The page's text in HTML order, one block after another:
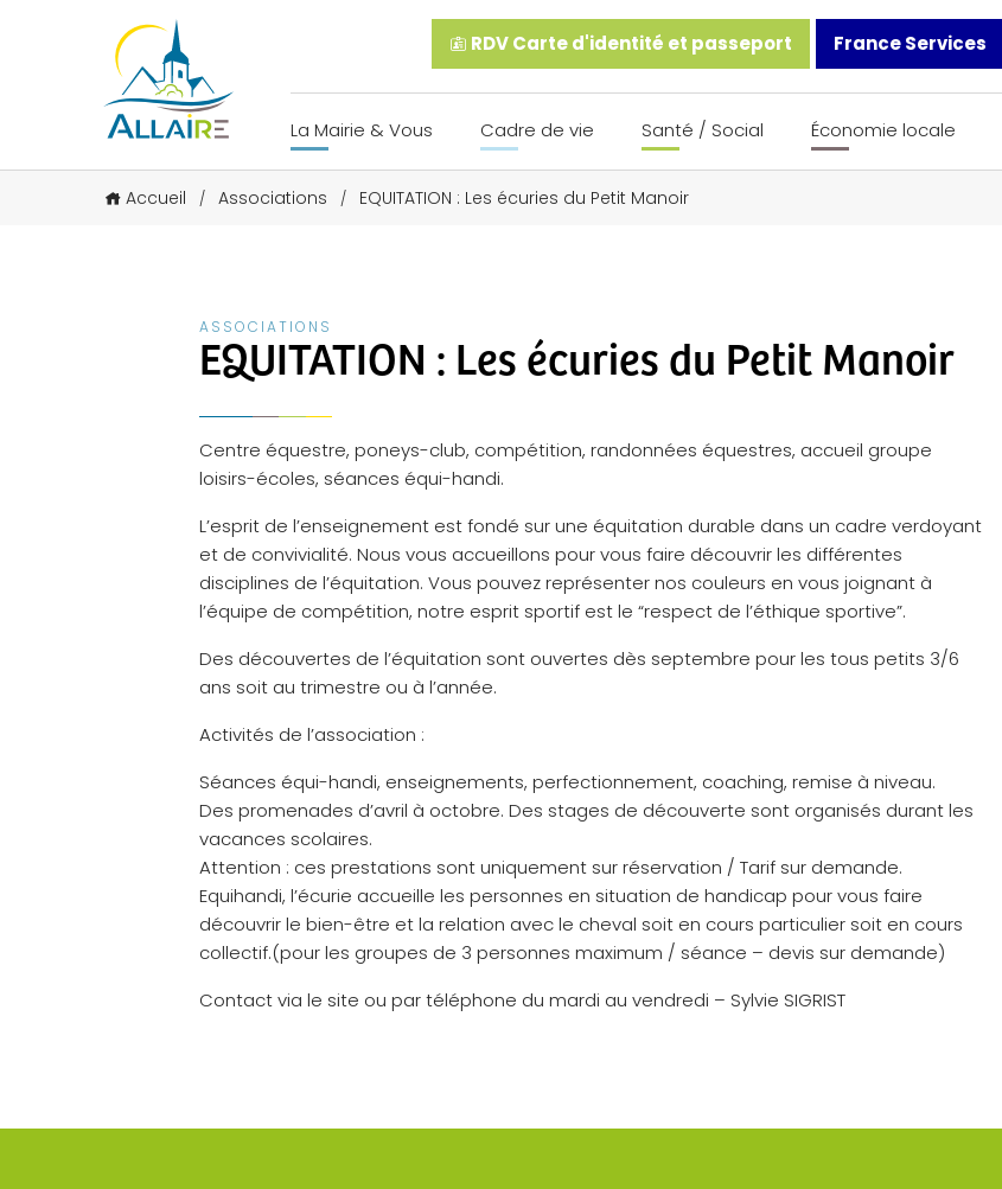
RDV Carte d'identité et passeport France Services
La Mairie & Vous Cadre de vie Santé / Social Économie locale
Accueil / Associations / EQUITATION : Les écuries du Petit Manoir
ASSOCIATIONS
EQUITATION : Les écuries du Petit Manoir
Centre équestre, poneys-club, compétition, randonnées équestres, accueil groupe
loisirs-écoles, séances équi-handi.
L’esprit de l’enseignement est fondé sur une équitation durable dans un cadre verdoyant
et de convivialité. Nous vous accueillons pour vous faire découvrir les différentes
disciplines de l’équitation. Vous pouvez représenter nos couleurs en vous joignant à
l’équipe de compétition, notre esprit sportif est le “respect de l’éthique sportive”.
Des découvertes de l’équitation sont ouvertes dès septembre pour les tous petits 3/6
ans soit au trimestre ou à l’année.
Activités de l’association :
Séances équi-handi, enseignements, perfectionnement, coaching, remise à niveau.
Des promenades d’avril à octobre. Des stages de découverte sont organisés durant les
vacances scolaires.
Attention : ces prestations sont uniquement sur réservation / Tarif sur demande.
Equihandi, l’écurie accueille les personnes en situation de handicap pour vous faire
découvrir le bien-être et la relation avec le cheval soit en cours particulier soit en cours
collectif.(pour les groupes de 3 personnes maximum / séance – devis sur demande)
Contact via le site ou par téléphone du mardi au vendredi – Sylvie SIGRIST